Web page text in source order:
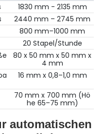
1830 mm - 2135 mm
2440 mm – 2745 mm
800 mm–1000 mm
20 Stapel/Stunde
80 x 50 mm x 50 mm x
4 mm
16 mm x 0,8–1,0 mm
70 mm x 700 mm (Hö
he 65–75 mm)
automatischen